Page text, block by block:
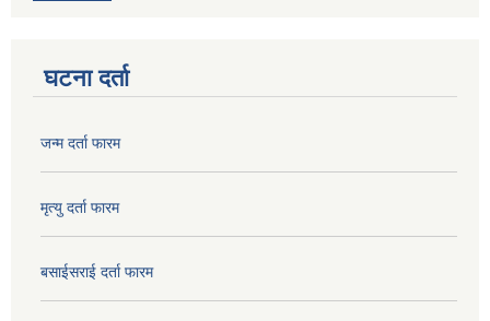
घटना दर्ता
जन्म दर्ता फारम
मृत्यु दर्ता फारम
बसाईसराई दर्ता फारम